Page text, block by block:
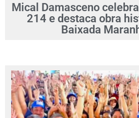
Mical Damasceno
214 e destaca obra
Baixada